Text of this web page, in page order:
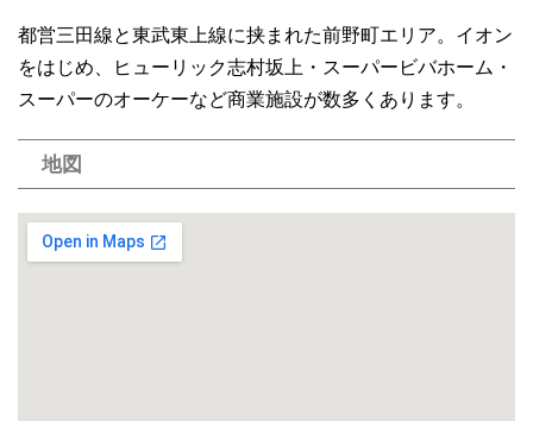
都営三田線と東武東上線に挟まれた前野町エリア。イオン
をはじめ、ヒューリック志村坂上・スーパービバホーム・
スーパーのオーケーなど商業施設が数多くあります。
地図